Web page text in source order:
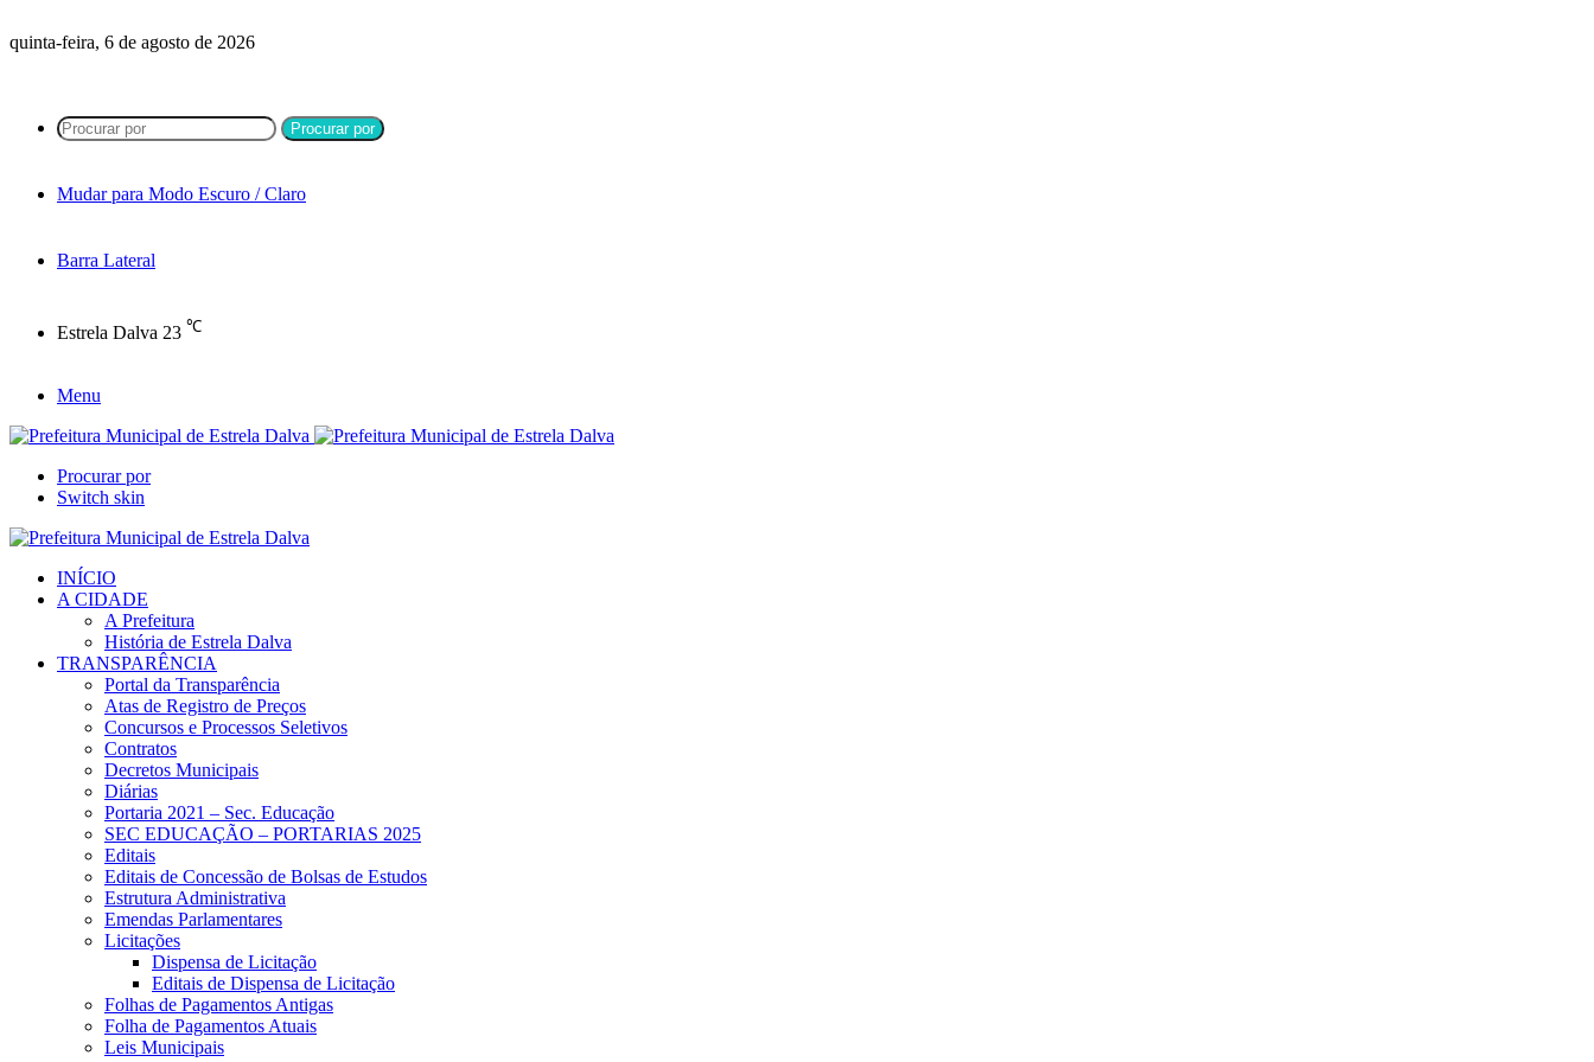
quinta-feira, 6 de agosto de 2026
Procurar por
Mudar para Modo Escuro / Claro
Barra Lateral
Estrela Dalva 23 ℃
Menu
Procurar por
Switch skin
INÍCIO
A CIDADE
A Prefeitura
História de Estrela Dalva
TRANSPARÊNCIA
Portal da Transparência
Atas de Registro de Preços
Concursos e Processos Seletivos
Contratos
Decretos Municipais
Diárias
Portaria 2021 – Sec. Educação
SEC EDUCAÇÃO – PORTARIAS 2025
Editais
Editais de Concessão de Bolsas de Estudos
Estrutura Administrativa
Emendas Parlamentares
Licitações
Dispensa de Licitação
Editais de Dispensa de Licitação
Folhas de Pagamentos Antigas
Folha de Pagamentos Atuais
Leis Municipais